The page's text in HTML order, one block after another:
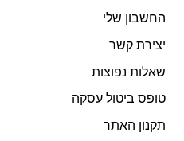
החשבון שלי
יצירת קשר
שאלות נפוצות
טופס ביטול עסקה
תקנון האתר